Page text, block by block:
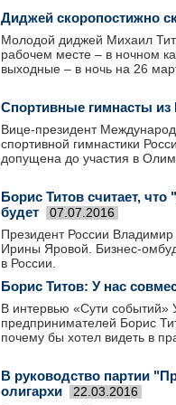
Диджей скоропостижно
Молодой диджей Михаил
рабочем месте – в ночном
выходные – в ночь на 26
Спортивные гимнасты
Вице-президент
спортивной гимнастики
допущена до участия в
Борис Титов считает,
будет
07.07.2016
Президент России Владимир
Ирины Яровой. Бизнес-
в России.
Борис Титов: У нас
В интервью «Сути
предпринимателей Борис
почему бы хотел видеть в
В руководство партии
олигархи
22.03.2016